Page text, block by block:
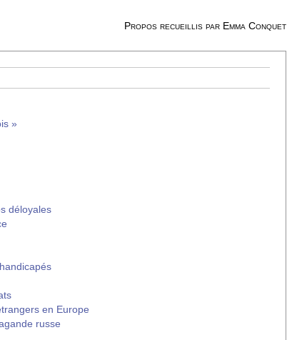
Propos recueillis par Emma Conquet
»
déloyales
en Europe
russe